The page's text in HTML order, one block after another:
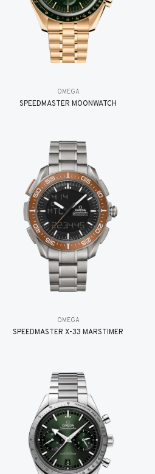
OMEGA
SPEEDMASTER MOONWATCH
OMEGA
SPEEDMASTER X-33 MARSTIMER